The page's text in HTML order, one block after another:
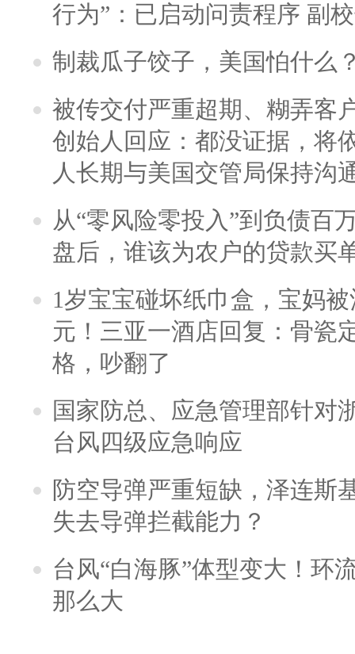
行为”：已启动问责程序 副
制裁瓜子饺子，美国怕什么
被传交付严重超期、糊弄客
创始人回应：都没证据，将
人长期与美国交管局保持沟
从“零风险零投入”到负债百
盘后，谁该为农户的贷款买
1岁宝宝碰坏纸巾盒，宝妈
元！三亚一酒店回复：骨瓷
格，吵翻了
国家防总、应急管理部针对
台风四级应急响应
防空导弹严重短缺，泽连斯
失去导弹拦截能力？
台风“白海豚”体型变大！环
那么大